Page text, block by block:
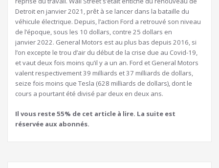
Detroit en janvier 2021, prêt à se lancer dans la bataille du
véhicule électrique. Depuis, l’action Ford a retrouvé son niveau
de l’époque, sous les 10 dollars, contre 25 dollars en
janvier 2022. General Motors est au plus bas depuis 2016, si
l’on excepte le trou d’air du début de la crise due au Covid-19,
et vaut deux fois moins qu’il y a un an. Ford et General Motors
valent respectivement 39 milliards et 37 milliards de dollars,
seize fois moins que Tesla (628 milliards de dollars), dont le
cours a pourtant été divisé par deux en deux ans.
Il vous reste 55% de cet article à lire. La suite est
réservée aux abonnés.